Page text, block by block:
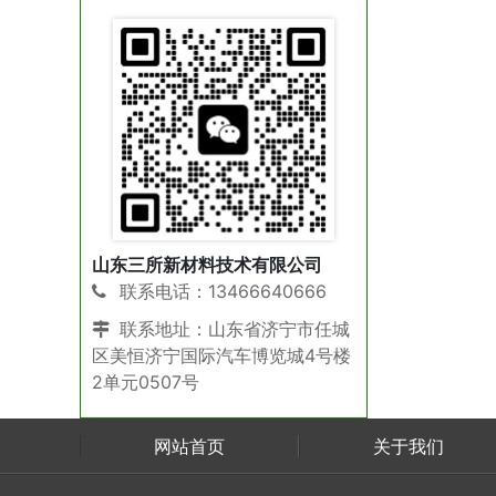
山东三所新材料技术有限公司
联系电话：13466640666
联系地址：山东省济宁市任城
区美恒济宁国际汽车博览城4号楼
2单元0507号
网站首页 关于我们